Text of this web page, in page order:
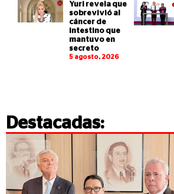
Yuri revela que
sobrevivió al
cáncer de
intestino que
mantuvo en
secreto
5 agosto, 2026
Destacadas: